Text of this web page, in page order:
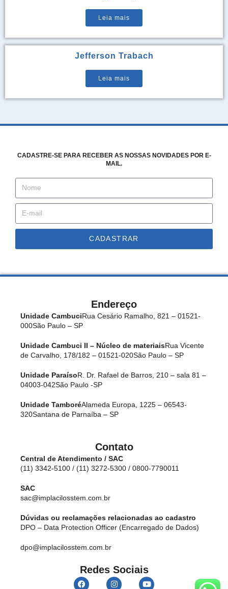
Leia mais
Jefferson Trabach
Leia mais
CADASTRE-SE PARA RECEBER AS NOSSAS NOVIDADES POR E-
MAIL.
CADASTRAR
Endereço
Unidade CambuciRua Cesário Ramalho, 821 – 01521-
000São Paulo – SP
Unidade Cambuci II – Núcleo de materiaisRua Vicente
de Carvalho, 178/182 – 01521-020São Paulo – SP
Unidade ParaísoR. Dr. Rafael de Barros, 210 – sala 81 –
04003-042São Paulo -SP
Unidade TamboréAlameda Europa, 1225 – 06543-
320Santana de Parnaíba – SP
Contato
Central de Atendimento / SAC
(11) 3342-5100 / (11) 3272-5300 / 0800-7790011
SAC
sac@implacilosstem.com.br
Dúvidas ou reclamações relacionadas ao cadastro
DPO – Data Protection Officer (Encarregado de Dados)
dpo@implacilosstem.com.br
Redes Sociais